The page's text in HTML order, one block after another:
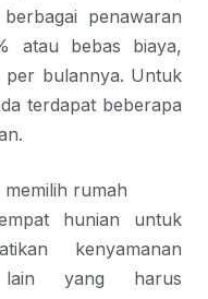
penawaran
atau bebas biaya,
per bulannya. Untuk
terdapat beberapa
rumah
hunian untuk
kenyamanan
yang harus